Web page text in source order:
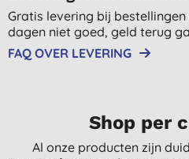
Gratis levering bij
dagen niet goed, geld terug
FAQ OVER LEVERING
Shop per
Al onze producten zijn